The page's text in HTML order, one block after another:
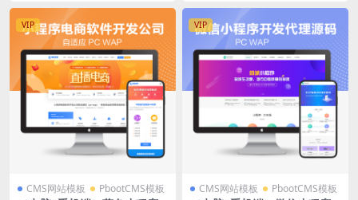
VIP
CMS网站模板 PbootCMS模板
VIP
CMS网站模板 PbootCMS模板